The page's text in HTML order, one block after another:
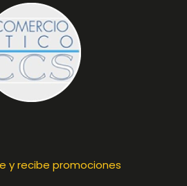
y recibe promociones